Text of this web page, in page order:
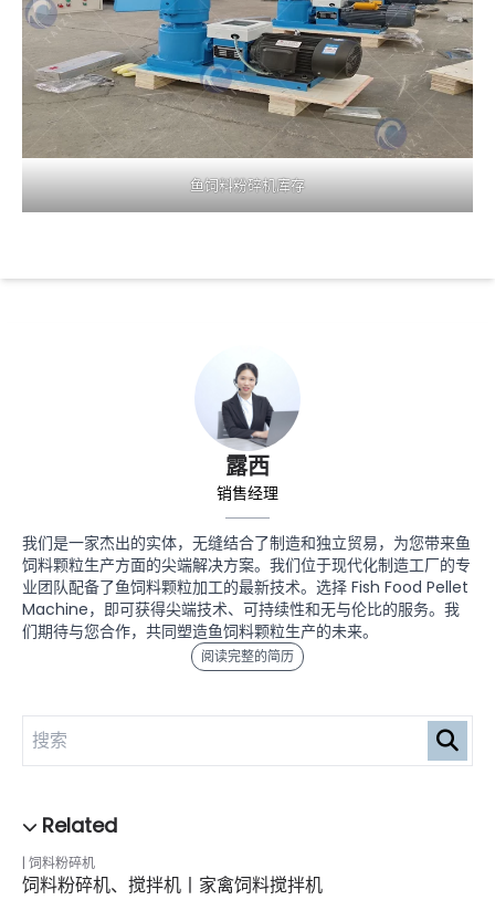
鱼饲料粉碎机库存
露西
销售经理
我们是一家杰出的实体，无缝结合了制造和独立贸易，为您带来鱼
饲料颗粒生产方面的尖端解决方案。我们位于现代化制造工厂的专
业团队配备了鱼饲料颗粒加工的最新技术。选择 Fish Food Pellet
Machine，即可获得尖端技术、可持续性和无与伦比的服务。我
们期待与您合作，共同塑造鱼饲料颗粒生产的未来。
阅读完整的简历
饲料粉碎机
饲料粉碎机、搅拌机丨家禽饲料搅拌机